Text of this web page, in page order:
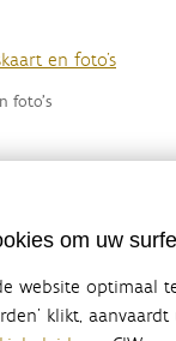
en foto's
foto's
om uw
website
klikt,